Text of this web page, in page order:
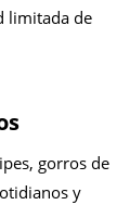
limitada de
gorros de
y